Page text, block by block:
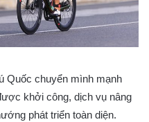
Quốc chuyển mình mạnh
khởi công, dịch vụ nâng
phát triển toàn diện.